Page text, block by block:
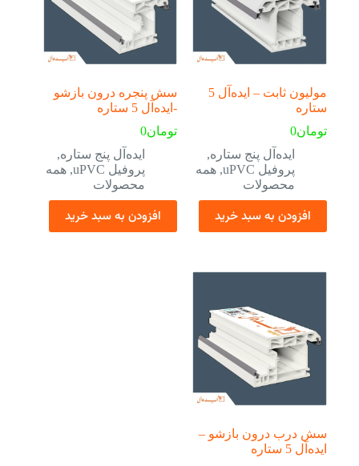
مولیون ثابت – ایده‌آل 5
ستاره
تومان0
ایده‌آل پنج ستاره,
پروفیل uPVC
, همه
محصولات
افزودن به سبد خرید
سش پنجره درون بازشو
-ایده‏‌آل 5 ستاره
تومان0
ایده‌آل پنج ستاره,
پروفیل uPVC
, همه
محصولات
افزودن به سبد خرید
سش درب درون بازشو –
ایده‌آل 5 ستاره